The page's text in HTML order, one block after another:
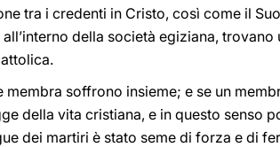
tra i credenti in Cristo, così come il
della società egiziana,
membra soffrono insieme; e se un
della vita cristiana, e in questo senso
dei martiri è stato seme di forza e di